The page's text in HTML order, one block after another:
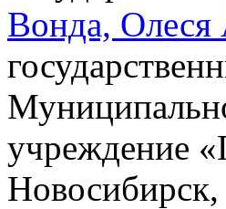
Вонда, Олеся
учреждение